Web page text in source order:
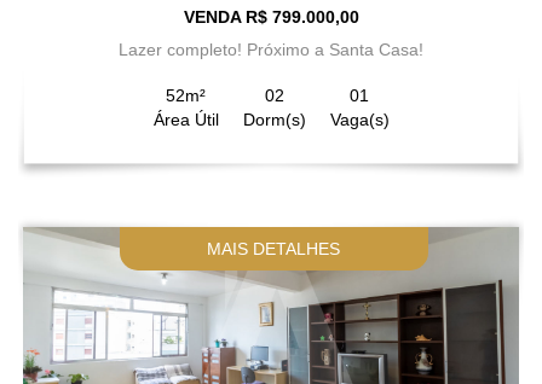
VENDA R$ 799.000,00
Lazer completo! Próximo a Santa Casa!
52m²
Área Útil
02
Dorm(s)
01
Vaga(s)
MAIS DETALHES